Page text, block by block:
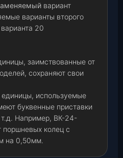
вариант
варианты второго
20
заимствованные от
сохраняют свои
используемые
буквенные приставки
Например, ВК-24-
поршневых колец с
на 0,50мм.